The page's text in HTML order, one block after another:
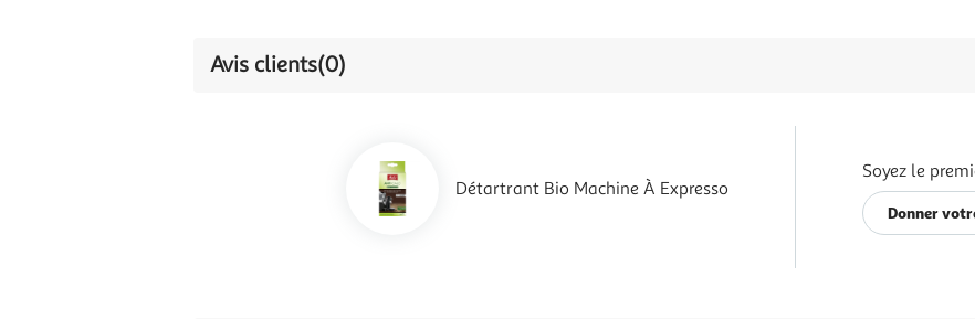
Avis clients(0)
Détartrant Bio Machine À Expresso
Soyez le
Donner